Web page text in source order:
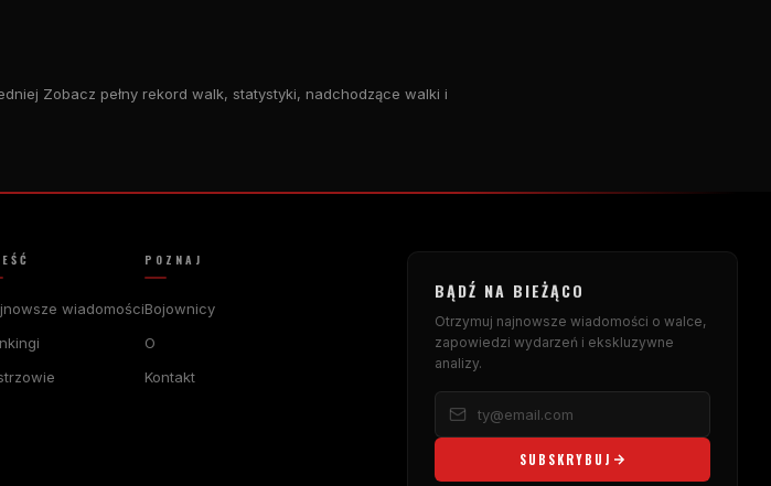
Zobacz pełny rekord walk, statystyki, nadchodzące walki i
wiadomości
POZNAJ
Bojownicy
O
Kontakt
BĄDŹ NA BIEŻĄCO
Otrzymuj najnowsze wiadomości o walce,
zapowiedzi wydarzeń i ekskluzywne
analizy.
SUBSKRYBUJ